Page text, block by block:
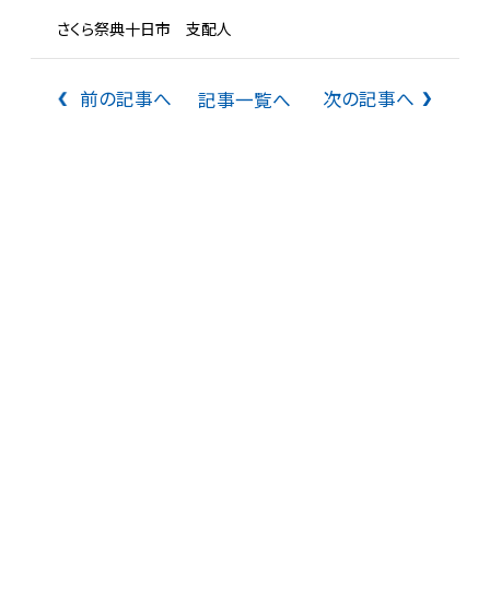
さくら祭典十日市 支配人
前の記事へ 次の記事へ
記事一覧へ